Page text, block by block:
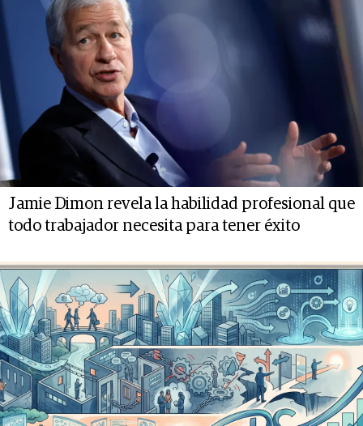
Jamie Dimon revela la habilidad profesional que
todo trabajador necesita para tener éxito